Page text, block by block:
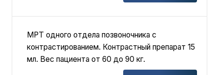
MPT одного отдела позвоночника с
контрастированием. Контрастный препарат 15
мл. Вес пациента от 60 до 90 кг.